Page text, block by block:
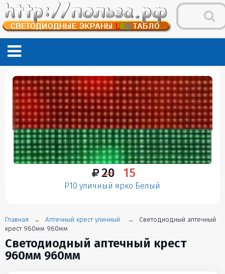
20 15
P10 уличный ярко Белый
Главная Аптечный крест уличный
Светодиодный аптечный
крест 960мм 960мм
Светодиодный аптечный крест
960мм 960мм